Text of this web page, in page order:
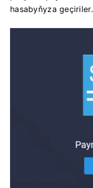
hasabyňyza geçiriler.